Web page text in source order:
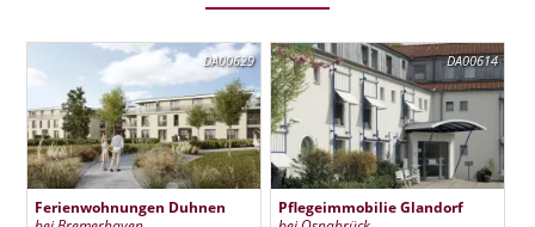
DA00629
Ferienwohnungen Duhnen
DA00614
Pflegeimmobilie Glandorf